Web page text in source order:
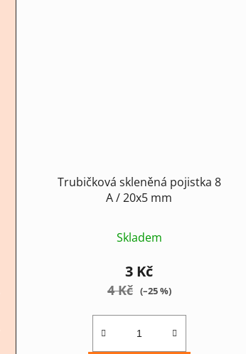
Trubičková skleněná pojistka 8
A / 20x5 mm
Skladem
3 Kč
4 Kč (–25 %)